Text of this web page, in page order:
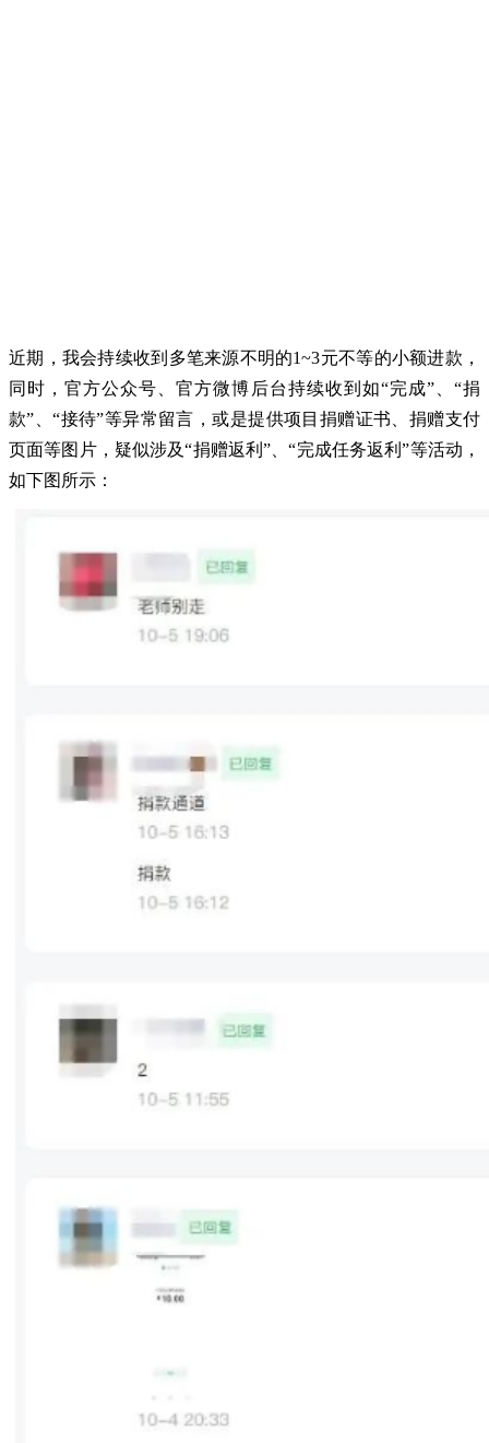
近期，我会持续收到多笔来源不明的1~3元不等的小额进款，
同时，官方公众号、官方微博后台持续收到如“完成”、“捐
款”、“接待”等异常留言，或是提供项目捐赠证书、捐赠支付
页面等图片，疑似涉及“捐赠返利”、“完成任务返利”等活动，
如下图所示：